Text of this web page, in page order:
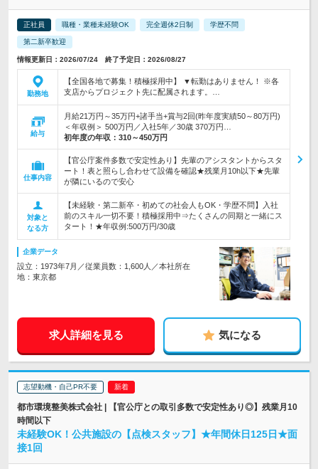
正社員 職種・業種未経験OK 完全週休2日制 学歴不問
第二新卒歓迎
情報更新日：2026/07/24 終了予定日：2026/08/27
勤務地
【全国各地で募集！積極採用中】 ▼転勤はありません！ ※各
支店からプロジェクト先に配属されます。…
給与
月給21万円～35万円+諸手当+賞与2回(昨年度実績50～80万円)
＜年収例＞ 500万円／入社5年／30歳 370万円…
初年度の年収： 310～450万円
仕事内容
【官公庁案件多数で安定性あり】先輩のアシスタントからスタ
ート！表と照らし合わせて設備を確認★残業月10h以下★先輩
が隣にいるので安心
対象と
なる方
【未経験・第二新卒・初めての社会人もOK・学歴不問】入社
前のスキル一切不要！積極採用中⇒たくさんの同期と一緒にス
タート！★年収例:500万円/30歳
企業データ
設立：1973年7月／従業員数：1,600人／本社所在
地：東京都
求人詳細を見る 気になる
志望動機・自己PR不要
都市環境整美株式会社 | 【官公庁との取引多数で安定性あり◎】残業月10
時間以下
未経験OK！公共施設の【点検スタッフ】★年間休日125日★面
接1回